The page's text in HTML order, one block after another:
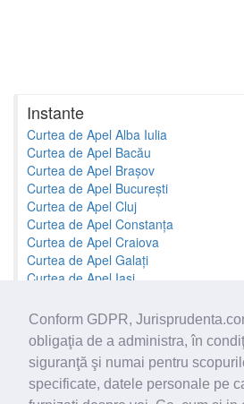
Conform GDPR,
obligaţia de a administra, în
siguranţă şi numai pentru
specificate, datele personale pe
Instante
Curtea de Apel Alba Iulia
Curtea de Apel Bacău
Curtea de Apel Brașov
Curtea de Apel București
Curtea de Apel Cluj
Curtea de Apel Constanța
Curtea de Apel Craiova
Curtea de Apel Galați
Curtea de Apel Iași
Toate instantele